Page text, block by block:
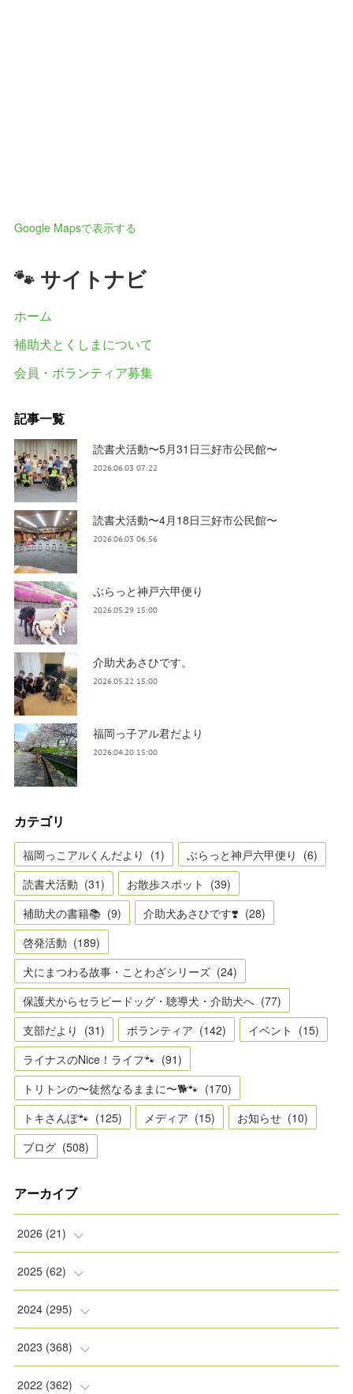
Google Mapsで表示する
🐾 サイトナビ
ホーム
補助犬とくしまについて
会員・ボランティア募集
記事一覧
読書犬活動〜5月31日三好市公民館〜
2026.06.03 07:22
読書犬活動〜4月18日三好市公民館〜
2026.06.03 06:56
ぶらっと神戸六甲便り
2026.05.29 15:00
介助犬あさひです。
2026.05.22 15:00
福岡っ子アル君だより
2026.04.20 15:00
カテゴリ
福岡っこアルくんだより (1) ぶらっと神戸六甲便り (6)
読書犬活動 (31) お散歩スポット (39)
補助犬の書籍📚 (9) 介助犬あさひです❣️ (28)
啓発活動 (189)
犬にまつわる故事・ことわざシリーズ (24)
保護犬からセラピードッグ・聴導犬・介助犬へ (77)
支部だより (31) ボランティア (142) イベント (15)
ライナスのNice！ライフ🐾 (91)
トリトンの〜徒然なるままに〜🐕🐾 (170)
トキさんぽ🐾 (125) メディア (15) お知らせ (10)
ブログ (508)
アーカイブ
2026 (21)
(2)
(2)
(2)
(5)
2025 (62)
(8)
(5)
(9)
2024 (295)
(8)
(11)
2023 (368)
(31)
2022 (362)